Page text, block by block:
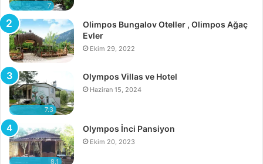
7
Olimpos Bungalov Oteller , Olimpos Ağaç
Evler
Ekim 29, 2022
7.3
Olympos Villas ve Hotel
Haziran 15, 2024
8.1
Olympos İnci Pansiyon
Ekim 20, 2023